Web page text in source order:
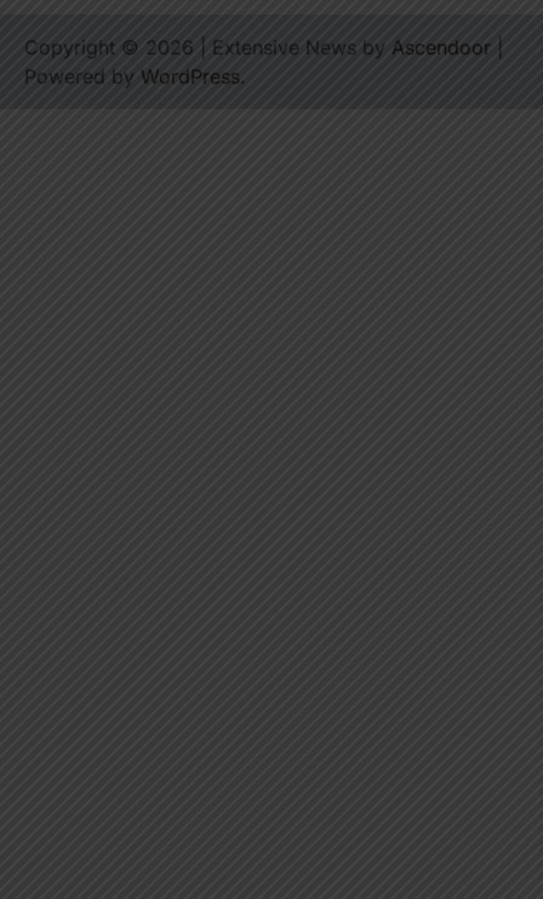
Copyright © 2026 | Extensive News by Ascendoor
Powered by WordPress.